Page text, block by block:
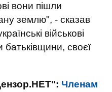
вони пішли
землю", - сказав
військові
батьківщини, своєї
Членам